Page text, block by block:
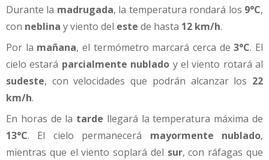
Durante la madrugada, la temperatura rondará los 9°C,
con neblina y viento del este de hasta 12 km/h.
Por la mañana, el termómetro marcará cerca de3°C. El
cielo estará parcialmente nublado y el viento rotará al
sudeste, con velocidades que podrán alcanzar los 22
km/h.
En horas de la tarde llegará la temperatura máxima de
13°C. El cielo permanecerá mayormente nublado,
mientras que el viento soplará del sur, con ráfagas que